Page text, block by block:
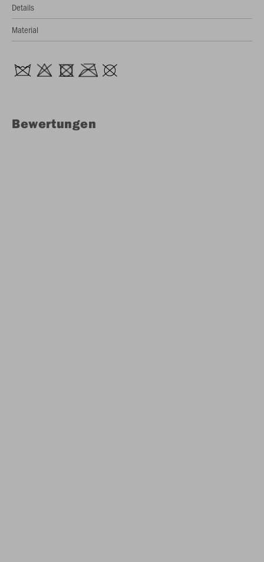
Details
Material
Bewertungen